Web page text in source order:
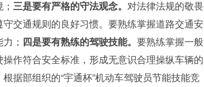
三是要有严格的守法观念。 对法律法规的敬畏
交通规则的良好习惯。要熟练掌握道路交通安
； 四是要有熟练的驾驶技能。 要熟练掌握一般
作符合安全标准，形成无意识合理操纵车辆的
据部组织的“宇通杯”机动车驾驶员节能技能竞